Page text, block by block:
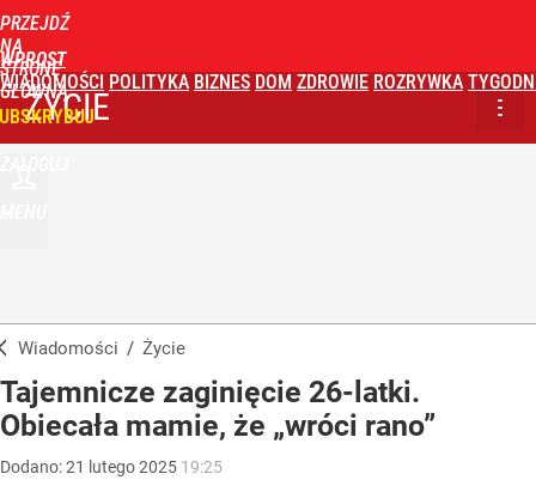
PRZEJDŹ
NA
STRONĘ
GŁÓWNĄ
WPROST
WIADOMOŚCI POLITYKA BIZNES DOM ZDROWIE ROZRYWKA
ŻYCIE
Wiadomości / Życie
Tajemnicze zaginięcie 26-latki.
Obiecała mamie, że „wróci rano”
Dodano:21 lutego2025 19:25